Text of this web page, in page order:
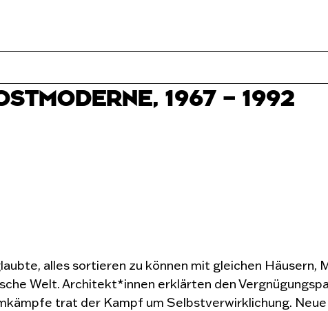
1967 – 1992
alles sortieren zu können mit gleichen
Welt. Architekt*innen erklärten den
trat der Kampf um Selbstverwirklichung.